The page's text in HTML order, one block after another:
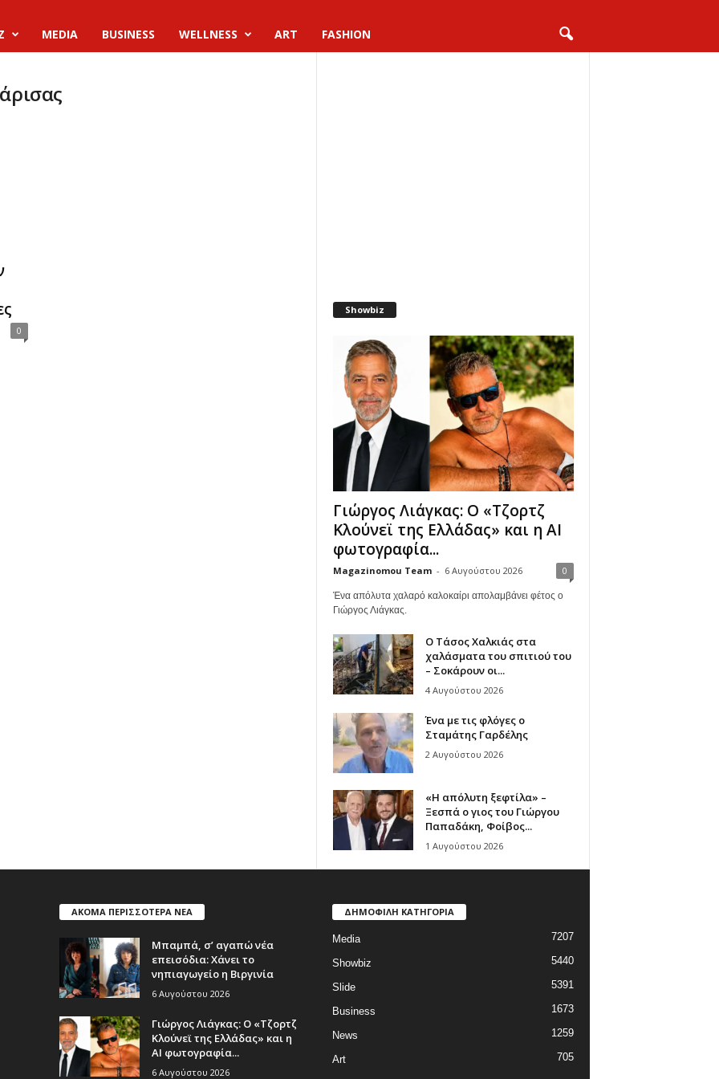
MEDIA BUSINESS WELLNESS ART FASHION
0
Showbiz
Γιώργος Λιάγκας: Ο «Τζορτζ
Κλούνεϊ της Ελλάδας» και η AI
φωτογραφία...
Magazinomou Team - 6 Αυγούστου 2026 0
Ένα απόλυτα χαλαρό καλοκαίρι απολαμβάνει φέτος ο
Γιώργος Λιάγκας.
Ο Τάσος Χαλκιάς στα
χαλάσματα του σπιτιού του
– Σοκάρουν οι...
4 Αυγούστου 2026
Ένα με τις φλόγες ο
Σταμάτης Γαρδέλης
2 Αυγούστου 2026
«Η απόλυτη ξεφτίλα» –
Ξεσπά ο γιος του Γιώργου
Παπαδάκη, Φοίβος...
1 Αυγούστου 2026
ΑΚΟΜΑ ΠΕΡΙΣΣΟΤΕΡΑ ΝΕΑ
Μπαμπά, σ’ αγαπώ νέα
επεισόδια: Χάνει το
νηπιαγωγείο η Βιργινία
6 Αυγούστου 2026
Γιώργος Λιάγκας: Ο «Τζορτζ
Κλούνεϊ της Ελλάδας» και η
AI φωτογραφία...
6 Αυγούστου 2026
ΔΗΜΟΦΙΛΗ ΚΑΤΗΓΟΡΙΑ
Media 7207
Showbiz 5440
Slide 5391
Business 1673
News 1259
Art 705